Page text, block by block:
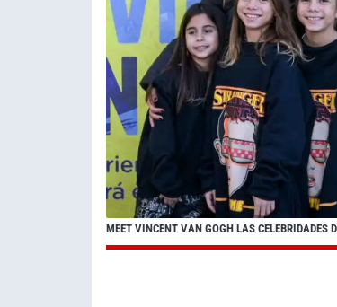
MEET VINCENT VAN GOGH LAS CELEBRIDADES